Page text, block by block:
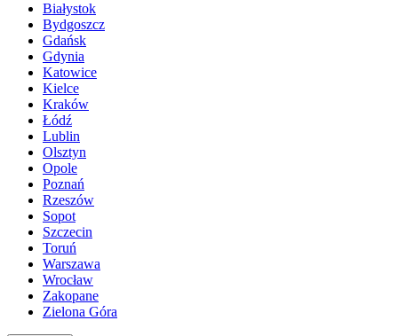
Białystok
Bydgoszcz
Gdańsk
Gdynia
Katowice
Kielce
Kraków
Łódź
Lublin
Olsztyn
Opole
Poznań
Rzeszów
Sopot
Szczecin
Toruń
Warszawa
Wrocław
Zakopane
Zielona Góra